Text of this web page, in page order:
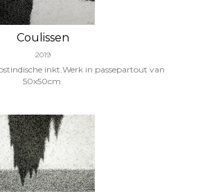
Coulissen
2019
inkt.Werk in passepartout van
50x50cm.